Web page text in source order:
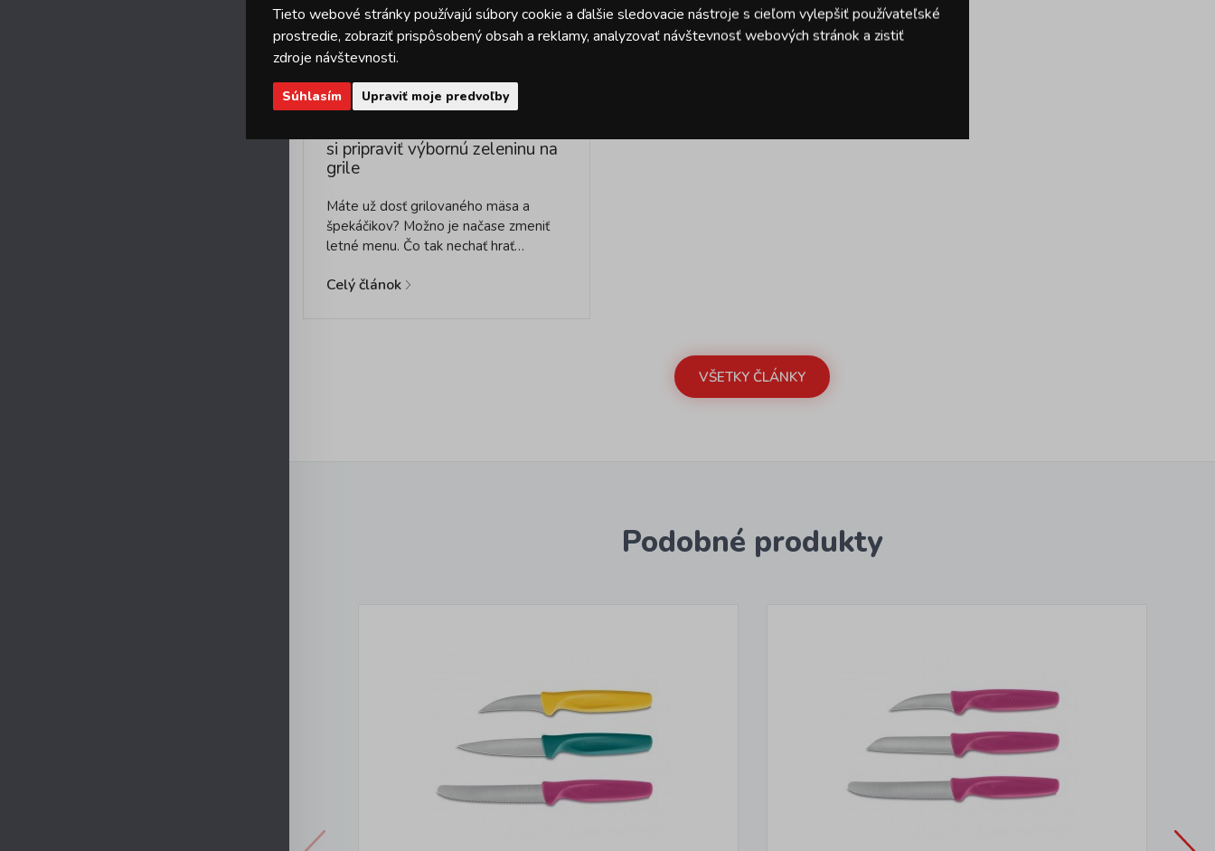
si pripraviť výbornú zeleninu na
grile
Máte už dosť grilovaného mäsa a
špekáčikov? Možno je načase zmeniť
letné menu. Čo tak nechať hrať…
Celý článok
VŠETKY ČLÁNKY
Podobné produkty
Tieto webové stránky používajú súbory cookie a ďalšie sledovacie nástroje s cieľom vylepšiť používateľské
prostredie, zobraziť prispôsobený obsah a reklamy, analyzovať návštevnosť webových stránok a zistiť
zdroje návštevnosti.
Súhlasím Upraviť moje predvoľby